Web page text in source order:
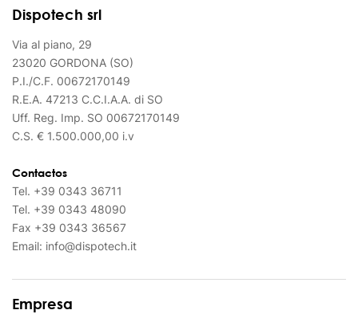
Dispotech srl
Via al piano, 29
23020 GORDONA (SO)
P.I./C.F. 00672170149
R.E.A. 47213 C.C.I.A.A. di SO
Uff. Reg. Imp. SO 00672170149
C.S. € 1.500.000,00 i.v
Contactos
Tel. +39 0343 36711
Tel. +39 0343 48090
Fax +39 0343 36567
Email: info@dispotech.it
Empresa